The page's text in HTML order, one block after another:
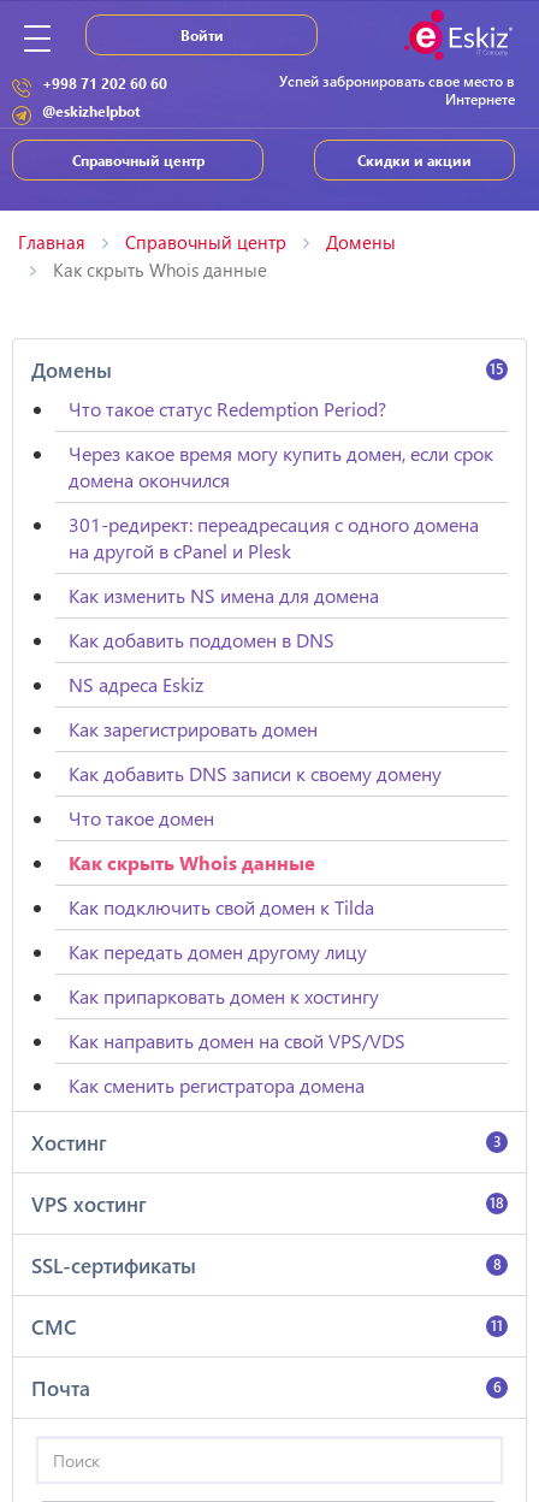
Успей забронировать свое место в
Интернете
+998 71 202 60 60
@eskizhelpbot
Скидки и акции
Справочный центр
Войти
Главная Справочный центр
Домены
Как скрыть Whois данные
Домены 15
Что такое статус Redemption Period?
Через какое время могу купить домен, если срок
домена окончился
301-редирект: переадресация с одного домена
на другой в cPanel и Plesk
Как изменить NS имена для домена
Как добавить поддомен в DNS
NS адреса Eskiz
Как зарегистрировать домен
Как добавить DNS записи к своему домену
Что такое домен
Как скрыть Whois данные
Как подключить свой домен к Tilda
Как передать домен другому лицу
Как припарковать домен к хостингу
Как направить домен на свой VPS/VDS
Как сменить регистратора домена
Хостинг 3
VPS хостинг 18
SSL-сертификаты 8
СМС 11
Почта 6